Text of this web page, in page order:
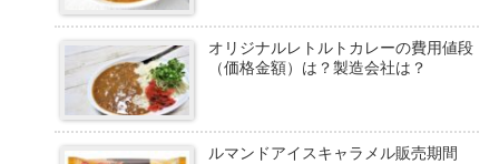
オリジナルレトルトカレーの費用値段
（価格金額）は？製造会社は？
ルマンドアイスキャラメル販売期間